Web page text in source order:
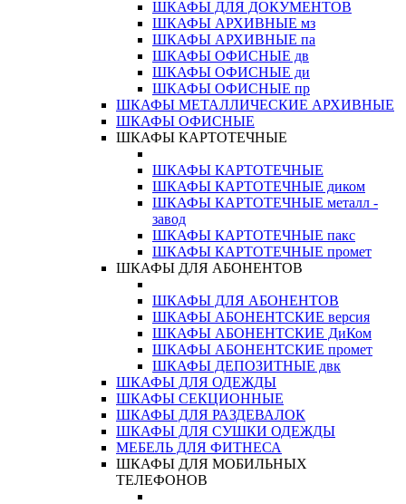
ШКАФЫ ДЛЯ ДОКУМЕНТОВ
ШКАФЫ АРХИВНЫЕ мз
ШКАФЫ АРХИВНЫЕ па
ШКАФЫ ОФИСНЫЕ дв
ШКАФЫ ОФИСНЫЕ ди
ШКАФЫ ОФИСНЫЕ пр
ШКАФЫ МЕТАЛЛИЧЕСКИЕ АРХИВНЫЕ
ШКАФЫ ОФИСНЫЕ
ШКАФЫ КАРТОТЕЧНЫЕ
ШКАФЫ КАРТОТЕЧНЫЕ
ШКАФЫ КАРТОТЕЧНЫЕ диком
ШКАФЫ КАРТОТЕЧНЫЕ металл -
завод
ШКАФЫ КАРТОТЕЧНЫЕ пакс
ШКАФЫ КАРТОТЕЧНЫЕ промет
ШКАФЫ ДЛЯ АБОНЕНТОВ
ШКАФЫ ДЛЯ АБОНЕНТОВ
ШКАФЫ АБОНЕНТСКИЕ версия
ШКАФЫ АБОНЕНТСКИЕ ДиКом
ШКАФЫ АБОНЕНТСКИЕ промет
ШКАФЫ ДЕПОЗИТНЫЕ двк
ШКАФЫ ДЛЯ ОДЕЖДЫ
ШКАФЫ СЕКЦИОННЫЕ
ШКАФЫ ДЛЯ РАЗДЕВАЛОК
ШКАФЫ ДЛЯ СУШКИ ОДЕЖДЫ
МЕБЕЛЬ ДЛЯ ФИТНЕСА
ШКАФЫ ДЛЯ МОБИЛЬНЫХ
ТЕЛЕФОНОВ